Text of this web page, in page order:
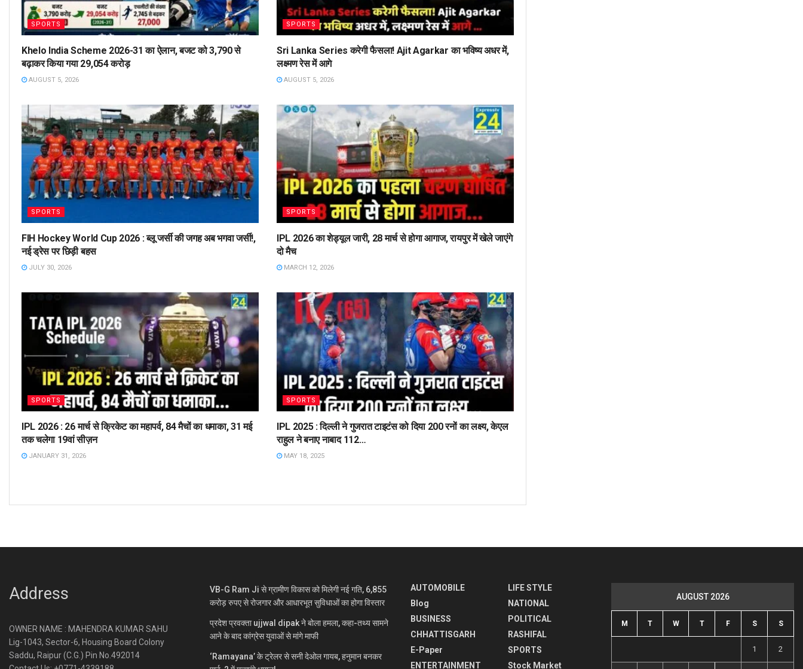
SPORTS
Khelo India Scheme 2026-31 का ऐलान, बजट को 3,790 से
बढ़ाकर किया गया 29,054 करोड़
AUGUST 5, 2026
SPORTS
Sri Lanka Series करेगी फैसला! Ajit Agarkar का भविष्य अधर में,
लक्ष्मण रेस में आगे
AUGUST 5, 2026
SPORTS
FIH Hockey World Cup 2026 : ब्लू जर्सी की जगह अब भगवा जर्सी!,
नई ड्रेस पर छिड़ी बहस
JULY 30, 2026
SPORTS
IPL 2026 का शेड्यूल जारी, 28 मार्च से होगा आगाज, रायपुर में खेले जाएंगे
दो मैच
MARCH 12, 2026
SPORTS
IPL 2026 : 26 मार्च से क्रिकेट का महापर्व, 84 मैचों का धमाका, 31 मई
तक चलेगा 19वां सीज़न
JANUARY 31, 2026
SPORTS
IPL 2025 : दिल्ली ने गुजरात टाइटंस को दिया 200 रनों का लक्ष्य, केएल
राहुल ने बनाए नाबाद 112…
MAY 18, 2025
Address
OWNER NAME : MAHENDRA KUMAR SAHU
Lig-1043, Sector-6, Housing Board Colony
Saddu, Raipur (C.G.) Pin No.492014
VB-G Ram Ji से ग्रामीण विकास को मिलेगी नई गति, 6,855
करोड़ रुपए से रोजगार और आधारभूत सुविधाओं का होगा विस्तार
प्रदेश प्रवक्ता ujjwal dipak ने बोला हमला, कहा-तथ्य सामने
आने के बाद कांग्रेस युवाओं से मांगे माफी
‘Ramayana’ के ट्रेलर से सनी देओल गायब, हनुमान बनकर
AUTOMOBILE
Blog
BUSINESS
CHHATTISGARH
E-Paper
ENTERTAINMENT
LIFE STYLE
NATIONAL
POLITICAL
RASHIFAL
SPORTS
Stock Market
AUGUST 2026
M T W T F S S
1 2